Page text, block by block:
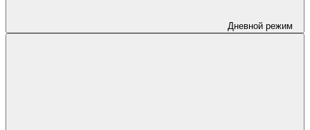
Дневной режим